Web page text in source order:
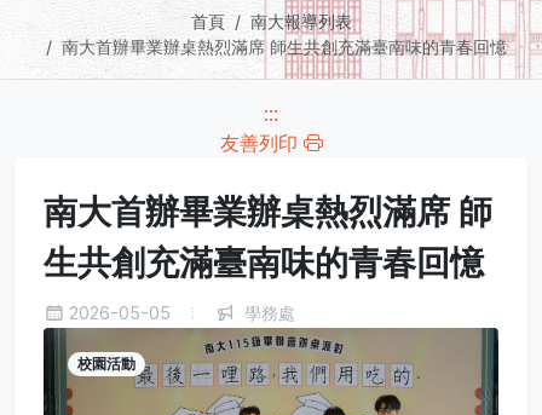
首頁
南大報導列表
南大首辦畢業辦桌熱烈滿席 師生共創充滿臺南味的青春回憶
:::
友善列印
南大首辦畢業辦桌熱烈滿席 師
生共創充滿臺南味的青春回憶
2026-05-05 學務處
校園活動